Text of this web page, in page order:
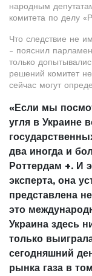
народным
комитета по делу
Что следствие не
- пояснил
только
решений комитет
сейчас могут
«Если мы
угля в Украине
два иногда и
Роттердам +. И
эксперта, она
представлена
это
Украина здесь
только
сегодняшний
рынка газа в